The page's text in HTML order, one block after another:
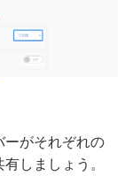
ーがそれぞれの
しましょう。